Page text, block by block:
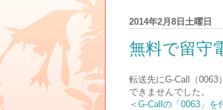
2014年2月8日土曜日
無料で留守
転送先にG-Call（0063
できませんでした。
＜ G-Callの「0063」を